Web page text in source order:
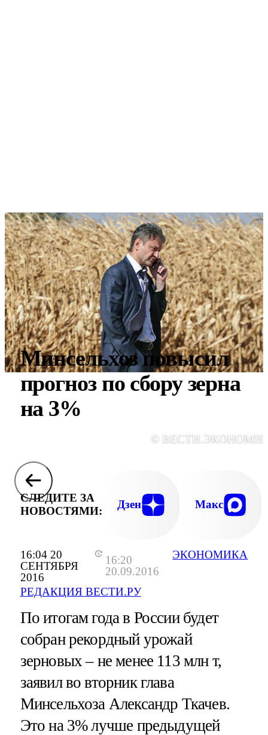
16:04 20
СЕНТЯБРЯ
2016
16:20
20.09.2016
РЕДАКЦИЯ ВЕСТИ.РУ
ЭКОНОМИКА
Минсельхоз повысил
прогноз по сбору зерна
на 3%
©
СЛЕДИТЕ ЗА
НОВОСТЯМИ:
Дзен Макс
По итогам года в России будет
собран рекордный урожай
зерновых – не менее 113 млн т,
заявил во вторник глава
Минсельхоза Александр Ткачев.
Это на 3% лучше предыдущей